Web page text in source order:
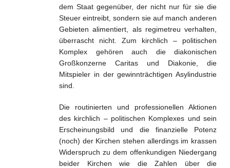
dem Staat gegenüber, der nicht nur für sie die
Steuer eintreibt, sondern sie auf manch anderen
Gebieten alimentiert, als regimetreu verhalten,
überrascht nicht. Zum kirchlich – politischen
Komplex gehören auch die diakonischen
Großkonzerne Caritas und Diakonie, die
Mitspieler in der gewinnträchtigen Asylindustrie
sind.
Die routinierten und professionellen Aktionen
des kirchlich – politischen Komplexes und sein
Erscheinungsbild und die finanzielle Potenz
(noch) der Kirchen stehen allerdings im krassen
Widerspruch zu dem offenkundigen Niedergang
beider Kirchen wie die Zahlen über die